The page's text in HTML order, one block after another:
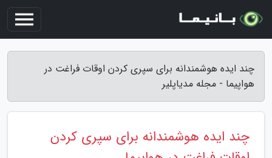
چند ایده هوشمندانه برای سپری کردن اوقات فراغت در
هواپیما - مجله مدیاپلیر
چند ایده هوشمندانه برای سپری کردن